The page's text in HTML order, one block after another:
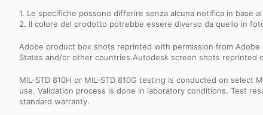
1. Le specifiche possono differire senza alcuna notifica in
2. Il colore del prodotto potrebbe essere diverso da quello in
Adobe product box shots reprinted with permission from
States and/or other countries.Autodesk screen shots reprinted
MIL-STD 810H or MIL-STD 810G testing is conducted on
use. Validation process is done in laboratory conditions. Test
standard warranty.